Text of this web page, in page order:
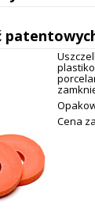
Cena